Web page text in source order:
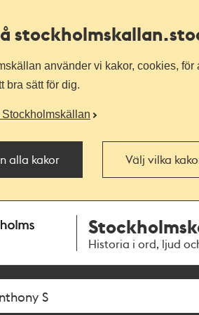
stockholmskallan
använder vi kakor, cookies,
bra sätt för dig.
alla kakor Välj vilka
Historia i ord, ljud